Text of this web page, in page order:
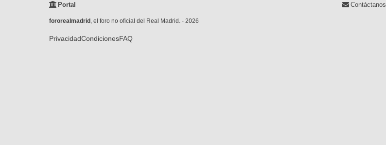
Portal Contáctanos
fororealmadrid , el foro no oficial del Real Madrid. - 2026
PrivacidadCondicionesFAQ